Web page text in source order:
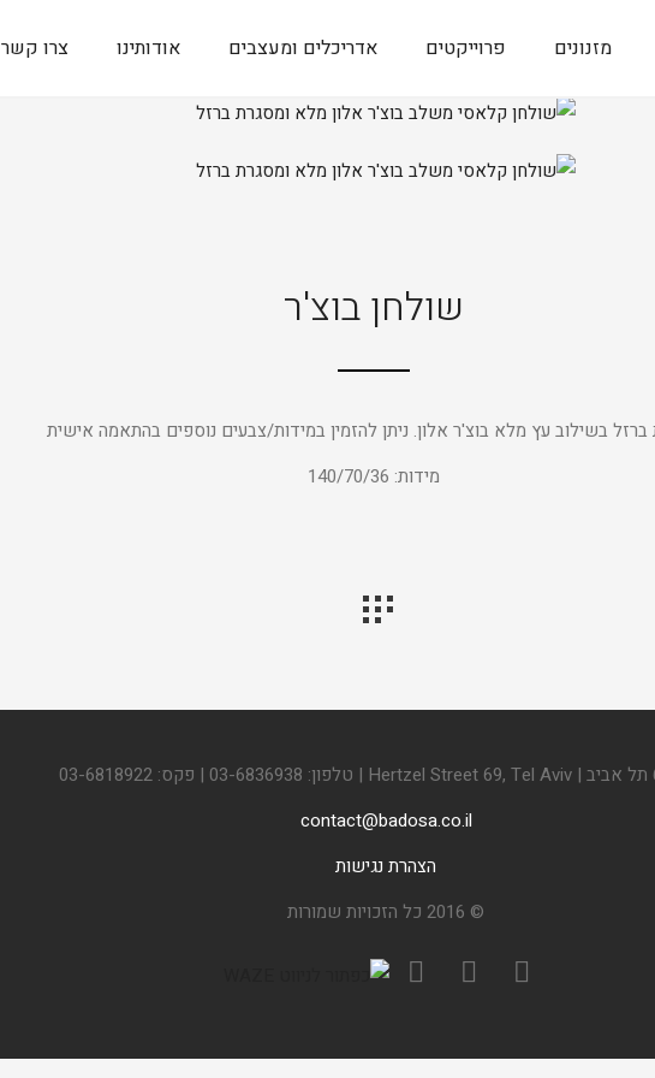
מזנונים פרוייקטים אדריכלים ומעצבים אודותינו צרו קשר
שולחן בוצ'ר
בשילוב עץ מלא בוצ'ר אלון. ניתן להזמין במידות/צבעים נוספים בהתאמה אישית
מידות: 140/70/36
contact@badosa.co.il
הצהרת נגישות
© 2016 כל הזכויות שמורות